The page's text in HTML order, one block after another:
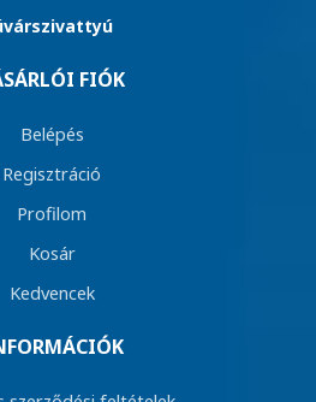
FIÓK
Belépés
Regisztráció
Profilom
Kosár
Kedvencek